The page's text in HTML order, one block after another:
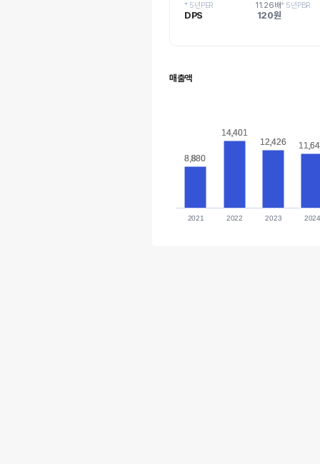
* 5년PER 11.26배* 5년PBR
DPS 120원
매출액
8,880
8,880
14,401
14,401
12,426
12,426
2021 2022 2023